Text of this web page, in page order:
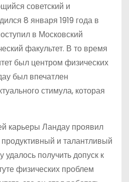
советский и
8 января 1919 года в
в Московский
факультет. В то время
был центром физических
был впечатлен
стимула, которая
карьеры Ландау проявил
продуктивный и талантливый
удалось получить допуск к
физических проблем